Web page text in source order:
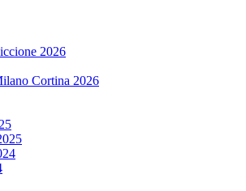
2026
Cortina 2026